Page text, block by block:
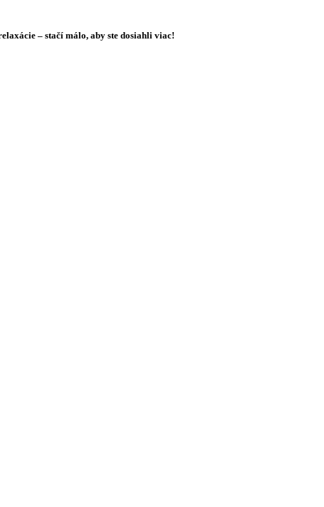
– stačí málo, aby ste dosiahli viac!